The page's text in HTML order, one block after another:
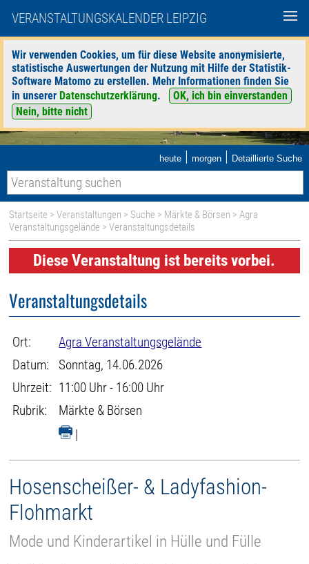
VERANSTALTUNGSKALENDER LEIPZIG
Wir verwenden Cookies, um für diese Website anonymisierte,
statistische Auswertungen der Nutzung mit Hilfe der Statistik-
Software Matomo zu erstellen. Mehr Informationen finden Sie
in unserer Datenschutzerklärung.
OK, ich bin einverstanden
Nein, bitte nicht
heute | morgen | Detaillierte Suche
Startseite >Veranstaltungen > Suche > Märkte & Börsen >Agra
Veranstaltungsgelände > Veranstaltungsdetails
Diese Veranstaltung ist bereits vorbei.
Veranstaltungsdetails
Ort:
Agra Veranstaltungsgelände
Datum:
Sonntag, 14.06.2026
Uhrzeit: 11:00 Uhr - 16:00 Uhr
Rubrik:
Märkte & Börsen
|
Hosenscheißer- & Ladyfashion-
Flohmarkt
Mode und Kinderartikel in Hülle und Fülle